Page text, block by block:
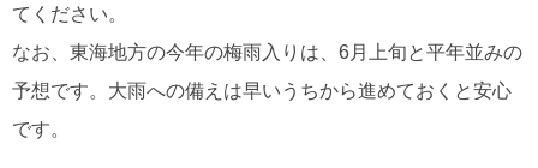
てください。
なお、東海地方の今年の梅雨入りは、6月上旬と平年並みの
予想です。大雨への備えは早いうちから進めておくと安心
です。